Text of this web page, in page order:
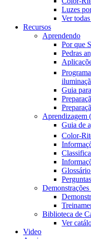
Luzes
Ver
Recursos
Aprendendo
Por que
Pedras
Guia
Aprendizagem
Guia de
Color-
Biblioteca de
Ver
Video